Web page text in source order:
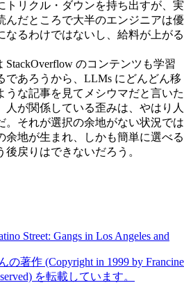
トリクル・ダウンを持ち出すが、実
んだところで大半のエンジニアは優
なるわけではないし、給料が上がる
のコンテンツも学習
であろうから、LLMs にどんどん移
うな記事を見てメシウマだと言いた
人が関係している歪みは、やはり人
。それが選択の余地がない状況では
余地が生まれ、しかも簡単に選べる
戻りはできないだろう。
Street: Gangs in Los Angeles and
の著作 (Copyright in 1999 by Francine
を転載しています。